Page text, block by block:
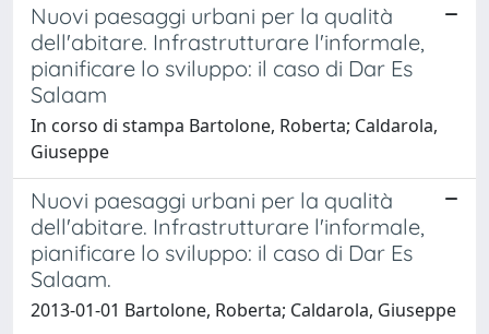
Nuovi paesaggi urbani per la qualità
dell'abitare. Infrastrutturare l'informale,
pianificare lo sviluppo: il caso di Dar Es
Salaam
In corso di stampa Bartolone, Roberta; Caldarola,
Giuseppe
Nuovi paesaggi urbani per la qualità
dell'abitare. Infrastrutturare l'informale,
pianificare lo sviluppo: il caso di Dar Es
Salaam.
2013-01-01 Bartolone, Roberta; Caldarola, Giuseppe